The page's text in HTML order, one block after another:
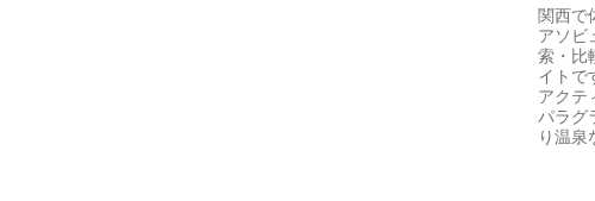
関西で
アソビ
索・比
イトで
アクテ
パラグ
り温泉